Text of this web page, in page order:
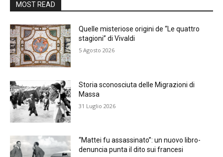
MOST READ
Quelle misteriose origini de “Le quattro
stagioni” di Vivaldi
5 Agosto 2026
Storia sconosciuta delle Migrazioni di
Massa
31 Luglio 2026
“Mattei fu assassinato”: un nuovo libro-
denuncia punta il dito sui francesi